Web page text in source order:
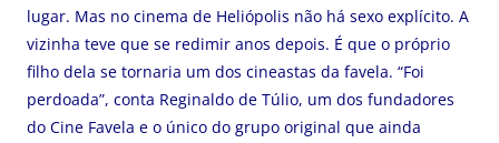
lugar. Mas no cinema de Heliópolis não há sexo explícito. A
vizinha teve que se redimir anos depois. É que o próprio
filho dela se tornaria um dos cineastas da favela. “Foi
perdoada”, conta Reginaldo de Túlio, um dos fundadores
do Cine Favela e o único do grupo original que ainda